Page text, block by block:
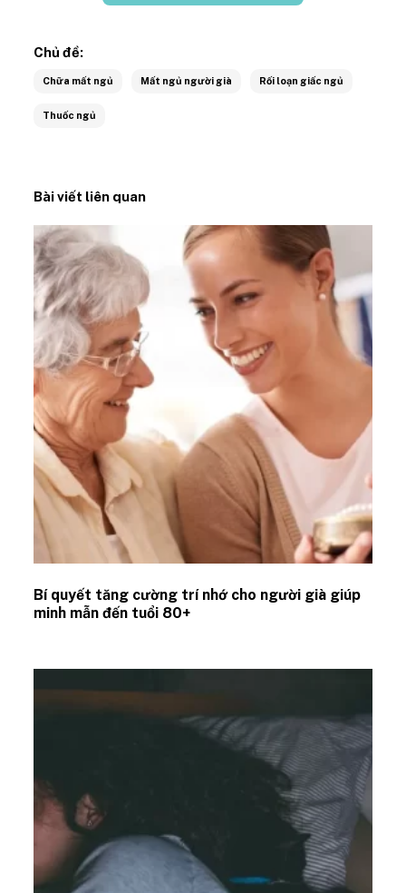
Chủ đề:
Chữa mất ngủ Mất ngủ người già Rối loạn giấc ngủ
Thuốc ngủ
Bài viết liên quan
Bí quyết tăng cường trí nhớ cho người già giúp
minh mẫn đến tuổi 80+